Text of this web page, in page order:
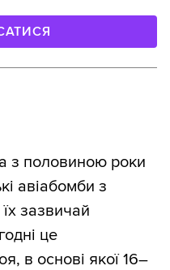
з половиною роки
авіабомби з
зазвичай
це
в основі якої 16–